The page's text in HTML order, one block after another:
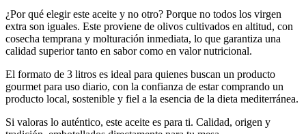
¿Por qué elegir este aceite y no otro? Porque no todos los virgen
extra son iguales. Este proviene de olivos cultivados en altitud, con
cosecha temprana y molturación inmediata, lo que garantiza una
calidad superior tanto en sabor como en valor nutricional.
El formato de 3 litros es ideal para quienes buscan un producto
gourmet para uso diario, con la confianza de estar comprando un
producto local, sostenible y fiel a la esencia de la dieta mediterránea.
Si valoras lo auténtico, este aceite es para ti. Calidad, origen y